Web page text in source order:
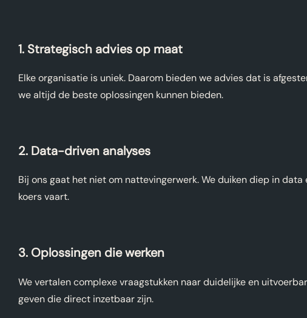
1. Strategisch advies op maat
Elke organisatie is uniek. Daarom bieden we advies dat is
we altijd de beste oplossingen kunnen bieden.
2. Data-driven analyses
Bij ons gaat het niet om nattevingerwerk. We duiken diep in
koers vaart.
3. Oplossingen die werken
We vertalen complexe vraagstukken naar duidelijke en
geven die direct inzetbaar zijn.